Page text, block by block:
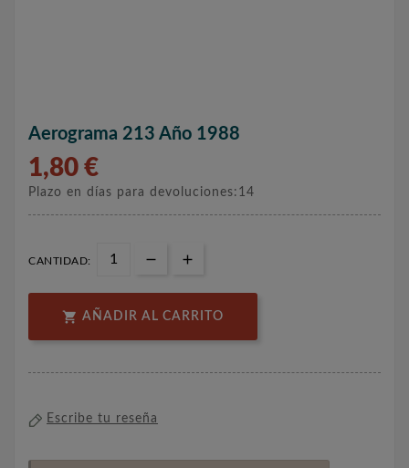
Aerograma 213 Año 1988
1,80 €
Plazo en días para devoluciones:14
CANTIDAD:
 AÑADIR AL CARRITO
Escribe tu reseña